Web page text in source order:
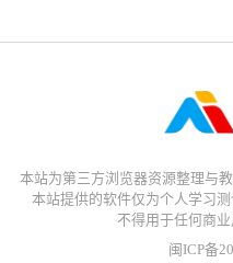
本站为第三方浏览器资源整理与
本站提供的软件仅为个人学习
不得用于任何商业
闽ICP备